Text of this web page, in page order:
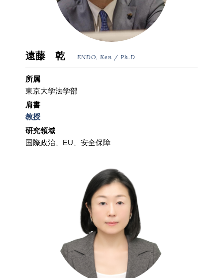
遠藤 乾 ENDO, Ken / Ph.D
所属
東京大学法学部
肩書
教授
研究領域
国際政治、EU、安全保障